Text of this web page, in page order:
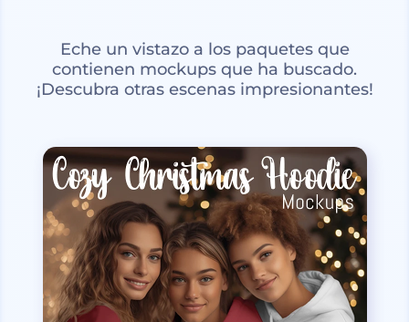
Eche un vistazo a los paquetes que
contienen mockups que ha buscado.
¡Descubra otras escenas impresionantes!